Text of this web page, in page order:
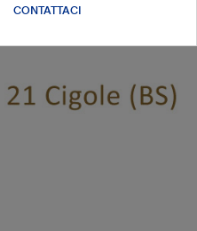
CONTATTACI